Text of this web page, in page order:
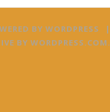
BY WORDPRESS |
BY WORDPRESS.COM.